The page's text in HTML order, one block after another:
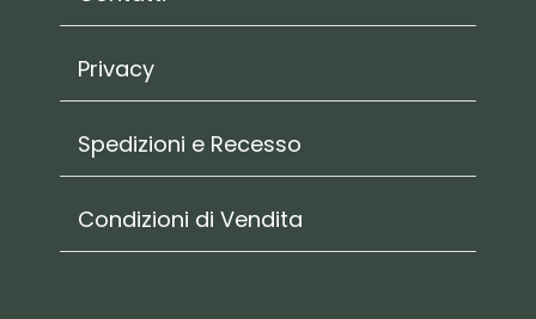
Privacy
Spedizioni e Recesso
Condizioni di Vendita